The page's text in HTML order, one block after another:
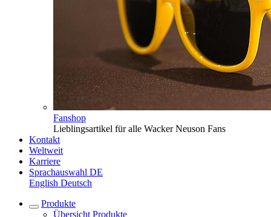
Fanshop
Lieblingsartikel für alle Wacker Neuson Fans
Kontakt
Weltweit
Karriere
Sprachauswahl DE
English Deutsch
Produkte
Übersicht Produkte